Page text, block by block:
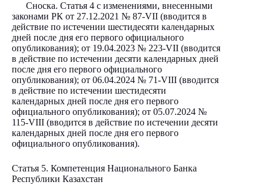
Сноска. Статья 4 с изменениями, внесенными
законами РК от 27.12.2021 № 87-VII (вводится в
действие по истечении шестидесяти календарных
дней после дня его первого официального
опубликования); от 19.04.2023 № 223-VII (вводится
в действие по истечении десяти календарных дней
после дня его первого официального
опубликования); от 06.04.2024 № 71-VIII (вводится
в действие по истечении шестидесяти
календарных дней после дня его первого
официального опубликования); от 05.07.2024 №
115-VIII (вводится в действие по истечении десяти
календарных дней после дня его первого
официального опубликования).
Статья 5. Компетенция Национального Банка
Республики Казахстан